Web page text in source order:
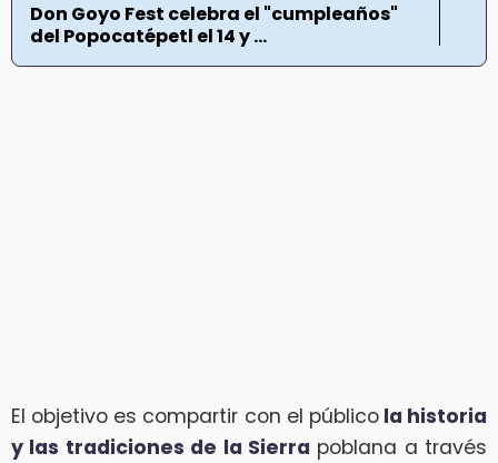
Don Goyo Fest celebra el "cumpleaños"
del Popocatépetl el 14 y ...
El objetivo es compartir con el públicola historia
y las tradiciones de la Sierra poblana a través